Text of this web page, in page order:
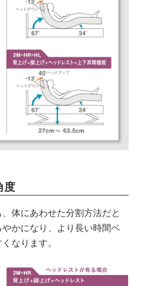
度
体にあわせた分割方法だと
かになり、より長い時間ベ
なります。